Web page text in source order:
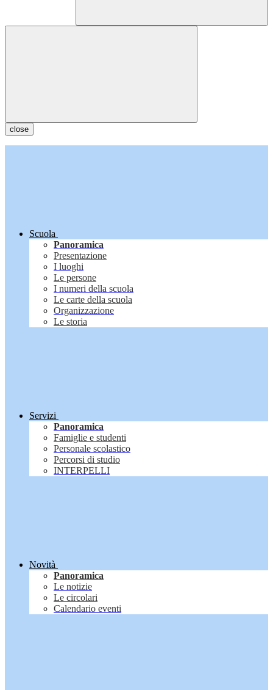
close
Scuola
Panoramica
Presentazione
I luoghi
Le persone
I numeri della scuola
Le carte della scuola
Organizzazione
Le storia
Servizi
Panoramica
Famiglie e studenti
Personale scolastico
Percorsi di studio
INTERPELLI
Novità
Panoramica
Le notizie
Le circolari
Calendario eventi